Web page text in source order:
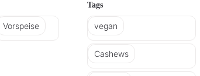
Vorspeise
Tags
vegan
Cashews